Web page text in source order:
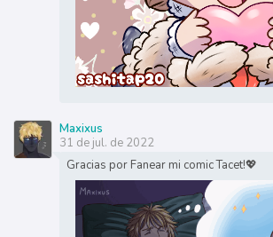
Maxixus
31 de jul. de 2022
Gracias por Fanear mi comic Tacet!💖